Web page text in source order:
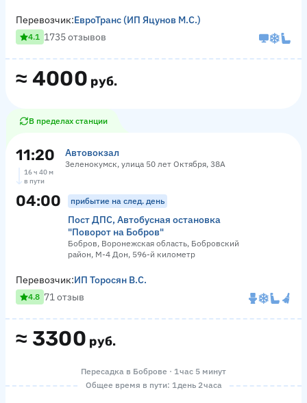
≈ 4000 руб.
Перевозчик:ЕвроТранс (ИП Яцунов М.С.)
4.1 1735 отзывов
В пределах станции
11:20 Автовокзал
Зеленокумск, улица 50 лет Октября, 38А
16 ч 40 м
в пути
04:00 прибытие на след. день
Пост ДПС, Автобусная остановка
"Поворот на Бобров"
Бобров, Воронежская область, Бобровский
район, М-4 Дон, 596-й километр
≈ 3300 руб.
Перевозчик:ИП Торосян В.С.
4.8 71 отзыв
Пересадка в Боброве · 1 час 5 минут
Общее время в пути: 1 день 2 часа